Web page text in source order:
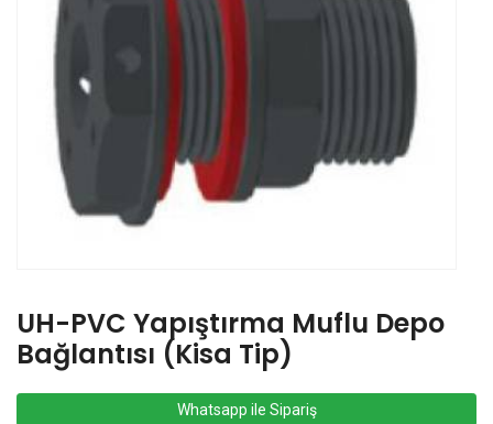
UH-PVC Yapıştırma Muflu Depo
Bağlantısı (Kisa Tip)
Whatsapp ile Sipariş